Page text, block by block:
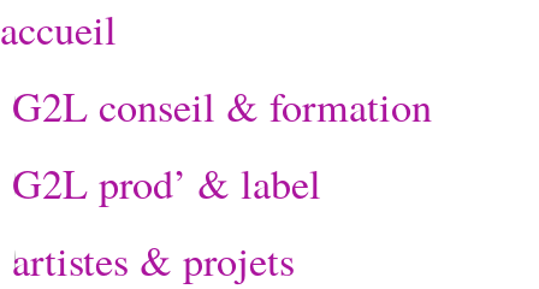
accueil
G2L conseil & formation
G2L prod’ & label
artistes & projets